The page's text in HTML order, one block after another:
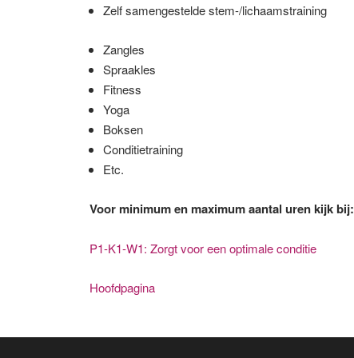
Zelf samengestelde stem-/lichaamstraining
Zangles
Spraakles
Fitness
Yoga
Boksen
Conditietraining
Etc.
Voor minimum en maximum aantal uren kijk bij:
P1-K1-W1: Zorgt voor een optimale conditie
Hoofdpagina